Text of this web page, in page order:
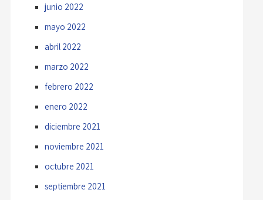
junio 2022
mayo 2022
abril 2022
marzo 2022
febrero 2022
enero 2022
diciembre 2021
noviembre 2021
octubre 2021
septiembre 2021